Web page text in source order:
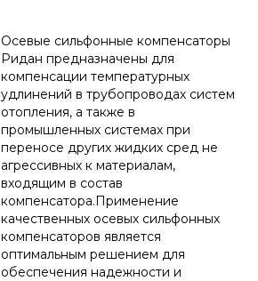
Осевые сильфонные компенсаторы
Ридан предназначены для
компенсации температурных
удлинений в трубопроводах систем
отопления, а также в
промышленных системах при
переносе других жидких сред не
агрессивных к материалам,
входящим в состав
компенсатора.Применение
качественных осевых сильфонных
компенсаторов является
оптимальным решением для
обеспечения надежности и